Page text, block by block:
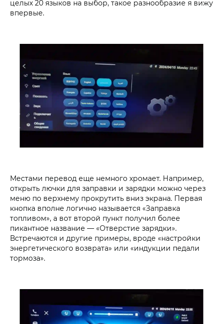
целых 20 языков на выбор, такое разнообразие я вижу
впервые.
Местами перевод еще немного хромает. Например,
открыть лючки для заправки и зарядки можно через
меню по верхнему прокрутить вниз экрана. Первая
кнопка вполне логично называется «Заправка
топливом», а вот второй пункт получил более
пикантное название — «Отверстие зарядки».
Встречаются и другие примеры, вроде «настройки
энергетического возврата» или «индукции педали
тормоза».